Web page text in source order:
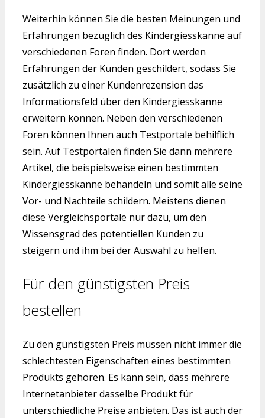
Weiterhin können Sie die besten Meinungen und
Erfahrungen bezüglich des Kindergiesskanne auf
verschiedenen Foren finden. Dort werden
Erfahrungen der Kunden geschildert, sodass Sie
zusätzlich zu einer Kundenrezension das
Informationsfeld über den Kindergiesskanne
erweitern können. Neben den verschiedenen
Foren können Ihnen auch Testportale behilflich
sein. Auf Testportalen finden Sie dann mehrere
Artikel, die beispielsweise einen bestimmten
Kindergiesskanne behandeln und somit alle seine
Vor- und Nachteile schildern. Meistens dienen
diese Vergleichsportale nur dazu, um den
Wissensgrad des potentiellen Kunden zu
steigern und ihm bei der Auswahl zu helfen.
Für den günstigsten Preis
bestellen
Zu den günstigsten Preis müssen nicht immer die
schlechtesten Eigenschaften eines bestimmten
Produkts gehören. Es kann sein, dass mehrere
Internetanbieter dasselbe Produkt für
unterschiedliche Preise anbieten. Das ist auch der